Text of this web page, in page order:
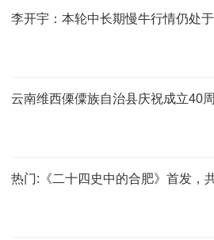
李开宇：本轮中长期慢牛行情仍处
云南维西傈僳族自治县庆祝成立40
热门:《二十四史中的合肥》首发，